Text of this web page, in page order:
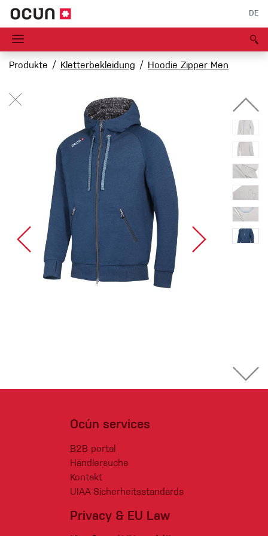
DE
Produkte Kletterbekleidung Hoodie Zipper Men
Ocún services
B2B portal
Händlersuche
Kontakt
UIAA-Sicherheitsstandards
Privacy & EU Law